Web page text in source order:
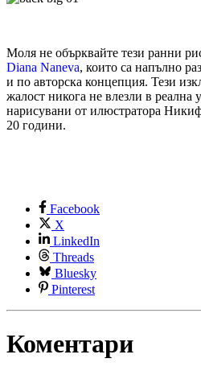
Моля не обърквайте тези ранни
Diana Naneva, които са напълно
и по авторска концепция. Тези
жалост никога не влезли в реална
нарисувани от илюстратора
20 години.
Facebook
X
LinkedIn
Threads
Bluesky
Pinterest
Коментари